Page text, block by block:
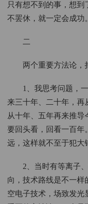
只有想不到的事，想
不罢休，就一定会成功。
二
两个重要方法论，
1、我思考问题，
来三十年、二十年，再
从十年、五年再来推
要回头看，回看一百年
远，这样就不至于犯大
2、当时有等离子
向，技术路线是不一
空电子技术，场致发光